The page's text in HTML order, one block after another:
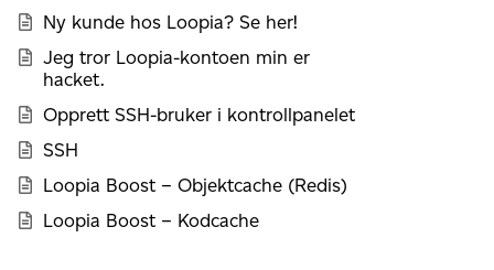
Ny kunde hos Loopia? Se her!
Jeg tror Loopia-kontoen min er
hacket.
Opprett SSH-bruker i kontrollpanelet
SSH
Loopia Boost – Objektcache (Redis)
Loopia Boost – Kodcache